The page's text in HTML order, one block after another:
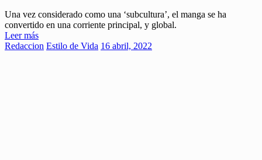
Una vez considerado como una ‘subcultura’, el manga se ha
convertido en una corriente principal, y global.
Leer más
Redaccion Estilo de Vida 16 abril, 2022